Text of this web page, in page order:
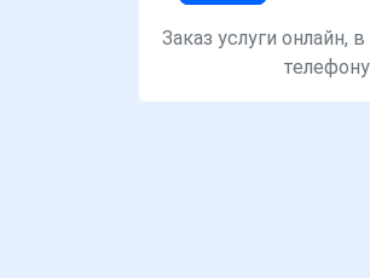
Заказ услуги онлайн,
телефону